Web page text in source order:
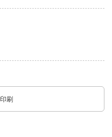
印刷